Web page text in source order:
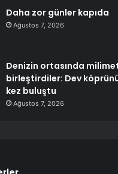
Daha zor günler kapıda
Ağustos 7, 2026
Denizin ortasında
birleştirdiler: Dev
kez buluştu
Ağustos 7, 2026